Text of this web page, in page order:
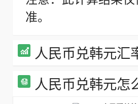
准。
人民币兑韩元汇
人民币兑韩元怎